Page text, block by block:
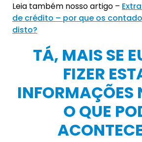
Leia também nosso artigo –
de crédito – por que os
disto?
TÁ, MAIS SE
FIZER
INFORMAÇÕES
O QUE